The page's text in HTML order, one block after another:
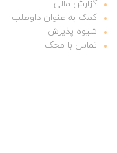
گزارش مالی
کمک به عنوان داوطلب
شیوه پذیرش
تماس با محک